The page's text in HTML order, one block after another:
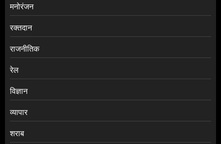
मनोरंजन
रक्तदान
राजनीतिक
रेल
विज्ञान
व्यापार
शराब